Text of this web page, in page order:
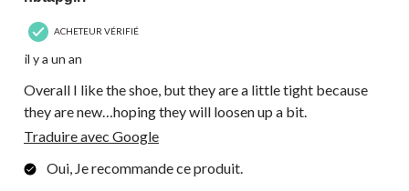
ACHETEUR VÉRIFIÉ
il y a un an
Overall I like the shoe, but they are a little tight because
they are new…hoping they will loosen up a bit.
Traduire avec Google
Oui, Je recommande ce produit.